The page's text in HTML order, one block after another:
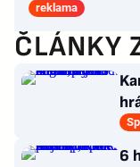
reklama
ČLÁNKY
6